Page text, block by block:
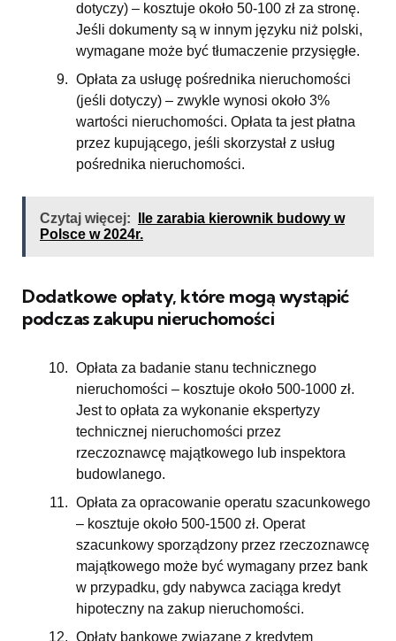
dotyczy) – kosztuje około 50-100 zł za stronę.
Jeśli dokumenty są w innym języku niż polski,
wymagane może być tłumaczenie przysięgłe.
Opłata za usługę pośrednika nieruchomości
(jeśli dotyczy) – zwykle wynosi około 3%
wartości nieruchomości. Opłata ta jest płatna
przez kupującego, jeśli skorzystał z usług
pośrednika nieruchomości.
Czytaj więcej:
Ile zarabia kierownik budowy w
Polsce w 2024r.
Dodatkowe opłaty, które mogą wystąpić
podczas zakupu nieruchomości
Opłata za badanie stanu technicznego
nieruchomości – kosztuje około 500-1000 zł.
Jest to opłata za wykonanie ekspertyzy
technicznej nieruchomości przez
rzeczoznawcę majątkowego lub inspektora
budowlanego.
Opłata za opracowanie operatu szacunkowego
– kosztuje około 500-1500 zł. Operat
szacunkowy sporządzony przez rzeczoznawcę
majątkowego może być wymagany przez bank
w przypadku, gdy nabywca zaciąga kredyt
hipoteczny na zakup nieruchomości.
Opłaty bankowe związane z kredytem